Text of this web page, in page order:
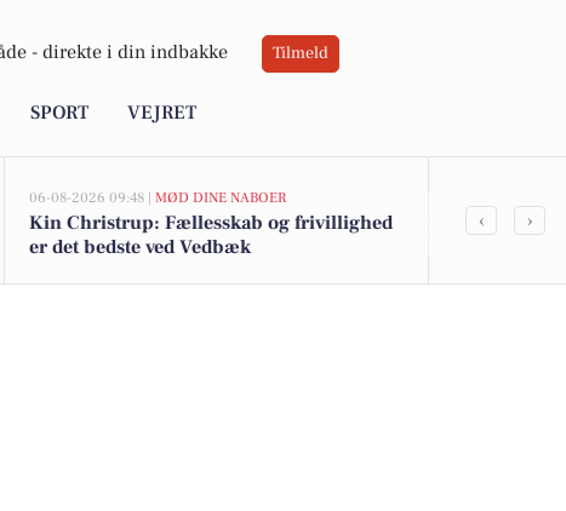
- direkte i din indbakke Tilmeld
SPORT VEJRET
06-08-2026 09:48 | MØD DINE NABOER
Kin Christrup: Fællesskab og frivillighed
er det bedste ved Vedbæk
Top 6 over
‹ ›